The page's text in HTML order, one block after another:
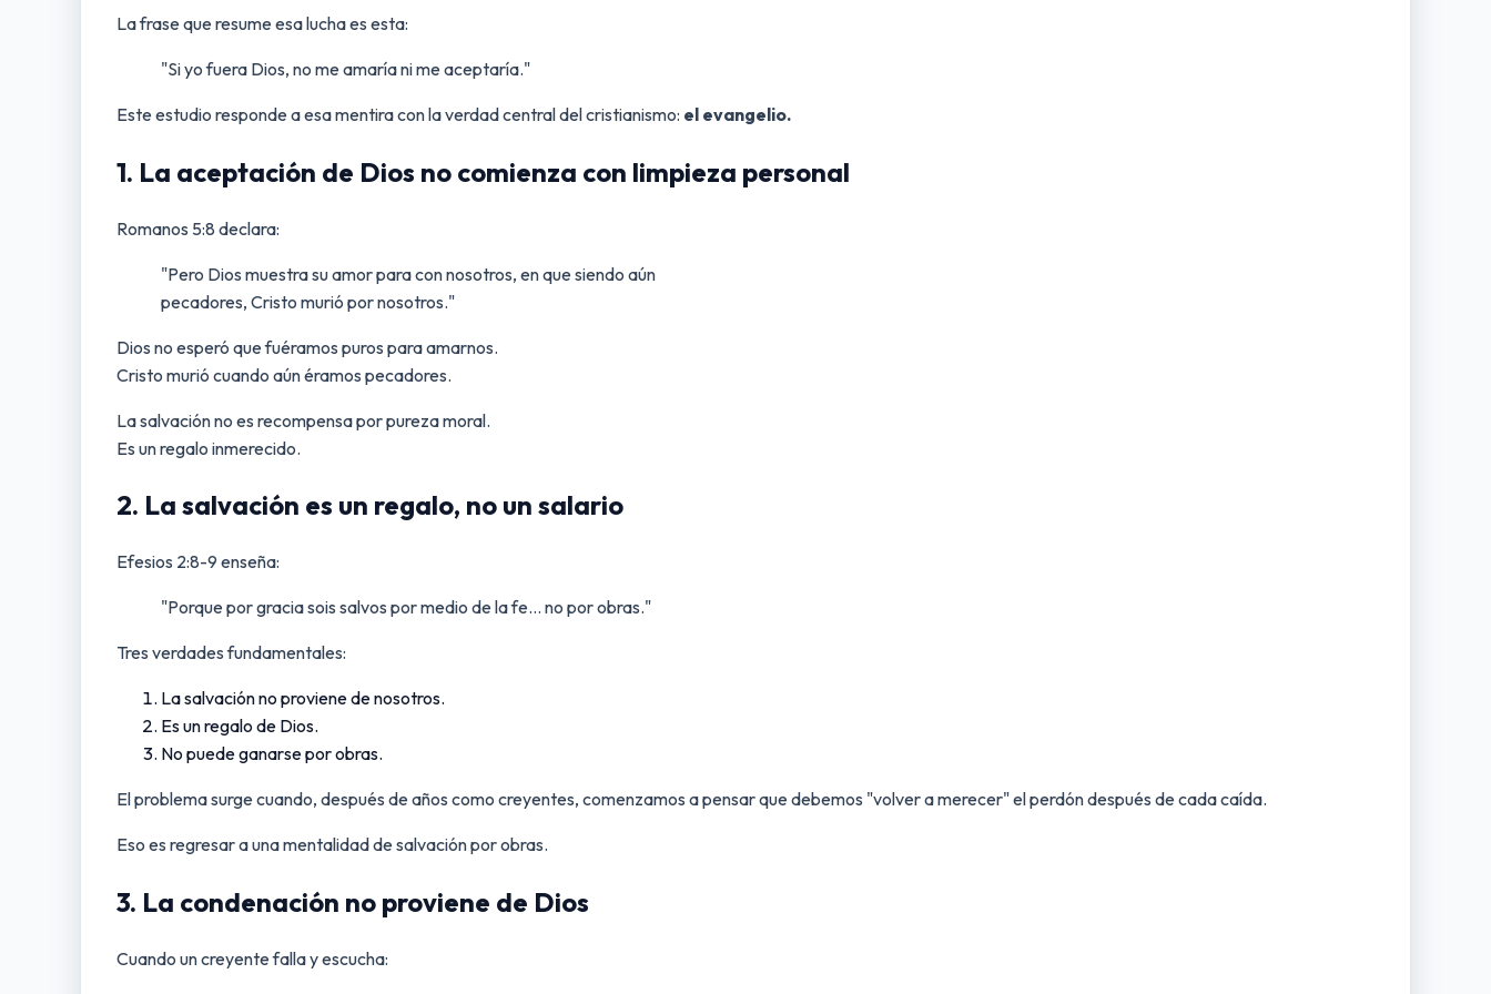
La frase que resume esa lucha es esta:
"Si yo fuera Dios, no me amaría ni me aceptaría."
Este estudio responde a esa mentira con la verdad central del cristianismo: el evangelio.
1. La aceptación de Dios no comienza con limpieza personal
Romanos 5:8 declara:
"Pero Dios muestra su amor para con nosotros, en que siendo aún
pecadores, Cristo murió por nosotros."
Dios no esperó que fuéramos puros para amarnos.
Cristo murió cuando aún éramos pecadores.
La salvación no es recompensa por pureza moral.
Es un regalo inmerecido.
2. La salvación es un regalo, no un salario
Efesios 2:8-9 enseña:
"Porque por gracia sois salvos por medio de la fe... no por obras."
Tres verdades fundamentales:
La salvación no proviene de nosotros.
Es un regalo de Dios.
No puede ganarse por obras.
El problema surge cuando, después de años como creyentes, comenzamos a pensar que debemos "volver a merecer" el perdón después de cada caída.
Eso es regresar a una mentalidad de salvación por obras.
3. La condenación no proviene de Dios
Cuando un creyente falla y escucha: